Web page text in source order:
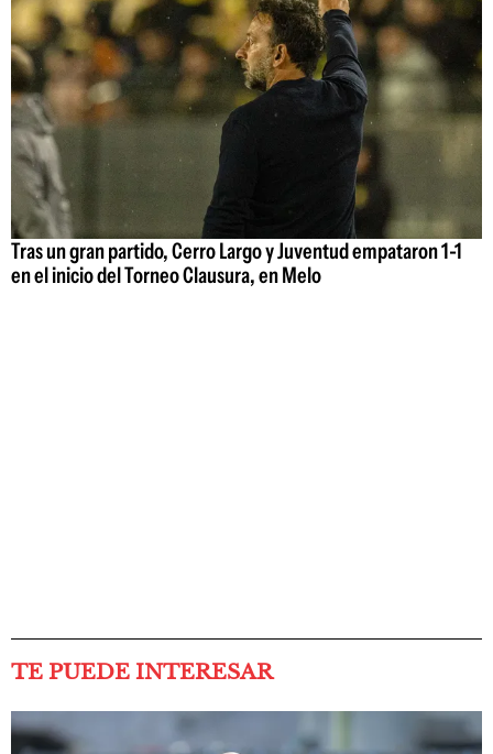
Tras un gran partido, Cerro Largo y Juventud empataron 1-1
en el inicio del Torneo Clausura, en Melo
TE PUEDE INTERESAR